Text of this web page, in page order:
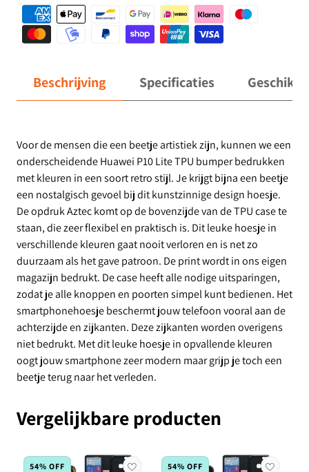
Beschrijving Specificaties Geschikt
Voor de mensen die een beetje artistiek zijn, kunnen we een
onderscheidende Huawei P10 Lite TPU bumper bedrukken
met kleuren in een soort retro stijl. Je krijgt bijna een beetje
een nostalgisch gevoel bij dit kunstzinnige design hoesje.
De opdruk Aztec komt op de bovenzijde van de TPU case te
staan, die zeer flexibel en praktisch is. Dit leuke hoesje in
verschillende kleuren gaat nooit verloren en is net zo
duurzaam als het gave patroon. De print wordt in ons eigen
magazijn bedrukt. De case heeft alle nodige uitsparingen,
zodat je alle knoppen en poorten simpel kunt bedienen. Het
smartphonehoesje beschermt jouw telefoon vooral aan de
achterzijde en zijkanten. Deze zijkanten worden overigens
niet bedrukt. Met dit leuke hoesje in opvallende kleuren
oogt jouw smartphone zeer modern maar grijp je toch een
beetje terug naar het verleden.
Vergelijkbare producten
54% OFF 54% OFF